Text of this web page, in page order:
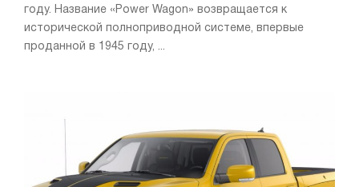
году. Название «Power Wagon» возвращается к
исторической полноприводной системе, впервые
проданной в 1945 году, ...